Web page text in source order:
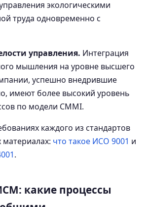
экологическими
труда одновременно с
управления. Интеграция
мышления на уровне высшего
успешно внедрившие
имеют более высокий уровень
по модели CMMI.
каждого из стандартов
что такое ИСО 9001 и
.
какие процессы